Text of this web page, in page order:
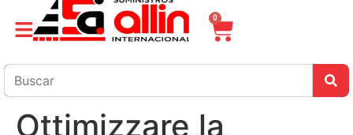
0
Ottimizzare la